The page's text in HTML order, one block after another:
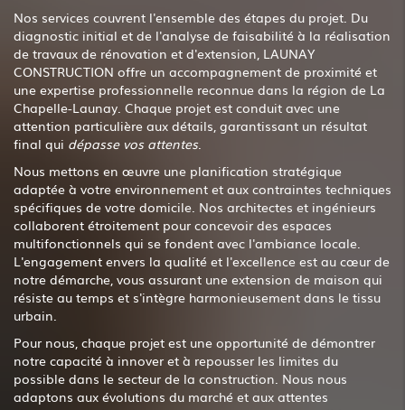
Nos services couvrent l'ensemble des étapes du projet. Du
diagnostic initial et de l'analyse de faisabilité à la réalisation
de travaux de rénovation et d'extension, LAUNAY
CONSTRUCTION offre un accompagnement de proximité et
une expertise professionnelle reconnue dans la région de La
Chapelle-Launay. Chaque projet est conduit avec une
attention particulière aux détails, garantissant un résultat
final qui dépasse vos attentes.
Nous mettons en œuvre une planification stratégique
adaptée à votre environnement et aux contraintes techniques
spécifiques de votre domicile. Nos architectes et ingénieurs
collaborent étroitement pour concevoir des espaces
multifonctionnels qui se fondent avec l'ambiance locale.
L'engagement envers la qualité et l'excellence est au cœur de
notre démarche, vous assurant une extension de maison qui
résiste au temps et s'intègre harmonieusement dans le tissu
urbain.
Pour nous, chaque projet est une opportunité de démontrer
notre capacité à innover et à repousser les limites du
possible dans le secteur de la construction. Nous nous
adaptons aux évolutions du marché et aux attentes